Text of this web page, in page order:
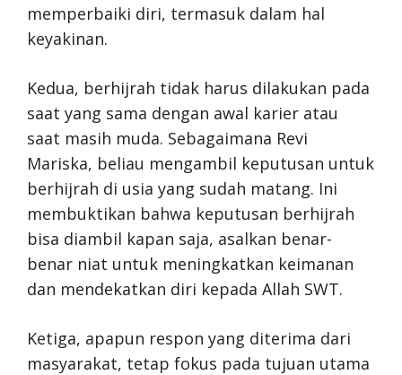
memperbaiki diri, termasuk dalam hal
keyakinan.
Kedua, berhijrah tidak harus dilakukan pada
saat yang sama dengan awal karier atau
saat masih muda. Sebagaimana Revi
Mariska, beliau mengambil keputusan untuk
berhijrah di usia yang sudah matang. Ini
membuktikan bahwa keputusan berhijrah
bisa diambil kapan saja, asalkan benar-
benar niat untuk meningkatkan keimanan
dan mendekatkan diri kepada Allah SWT.
Ketiga, apapun respon yang diterima dari
masyarakat, tetap fokus pada tujuan utama